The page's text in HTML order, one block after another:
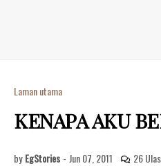
Laman utama
KENAPA AKU
by EgStories - Jun 07, 2011 26